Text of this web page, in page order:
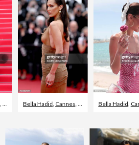
Bella Hadid Cannes Bella Hadid